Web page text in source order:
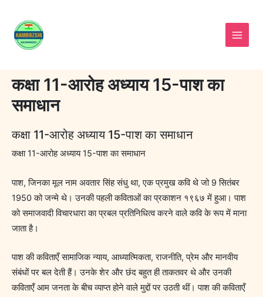
content
कक्षा 11-आरोह अध्याय 15-पाश का
समाधान
कक्षा 11-आरोह अध्याय 15-पाश का समाधान
कक्षा 11-आरोह अध्याय 15-पाश का समाधान
पाश, जिनका मूल नाम अवतार सिंह संधु था, एक प्रमुख कवि थे जो 9 सितंबर
1950 को जन्मे थे। उनकी पहली कविताओं का प्रकाशन १९६७ में हुआ। पाश
को समाजवादी विचारधारा का प्रबल प्रतिनिधित्व करने वाले कवि के रूप में माना
जाता है।
पाश की कविताएँ सामाजिक न्याय, आध्यात्मिकता, राजनीति, प्रेम और मानवीय
संबंधों पर बल देती हैं। उनके शेर और छंद बहुत ही ताकतवर थे और उनकी
कविताएँ आम जनता के बीच व्याप्त होने वाले मुद्दों पर उठती थीं। पाश की कविताएँ